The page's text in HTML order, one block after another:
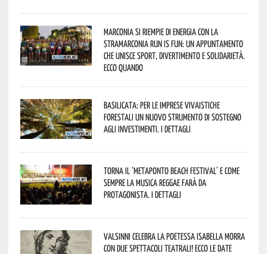
Marconia si riempie di energia con la
StraMarconia Run is Fun: un appuntamento
che unisce sport, divertimento e solidarietà.
Ecco quando
Basilicata: per le imprese vivaistiche
forestali un nuovo strumento di sostegno
agli investimenti. I dettagli
Torna il ‘Metaponto beach festival’ e come
sempre la musica reggae farà da
protagonista. I dettagli
Valsinni celebra la poetessa Isabella Morra
con due spettacoli teatrali! Ecco le date